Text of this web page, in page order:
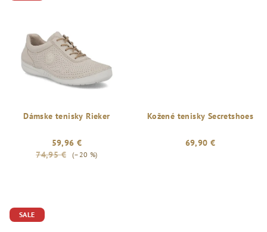
Dámske tenisky Rieker
59,96 €
74,95 €
(–20 %)
Kožené tenisky Secretshoes
69,90 €
SALE